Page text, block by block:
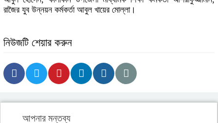
রাজৈর যুব উন্নয়ন কর্মকর্তা আবুল খায়ের মোল্লা।
নিউজটি শেয়ার করুন
আপনার মন্তব্য